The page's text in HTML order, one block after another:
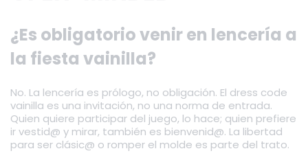
¿Es obligatorio venir en lencería a
la fiesta vainilla?
No. La lencería es prólogo, no obligación. El dress code
vainilla es una invitación, no una norma de entrada.
Quien quiere participar del juego, lo hace; quien prefiere
ir vestid@ y mirar, también es bienvenid@. La libertad
para ser clásic@ o romper el molde es parte del trato.